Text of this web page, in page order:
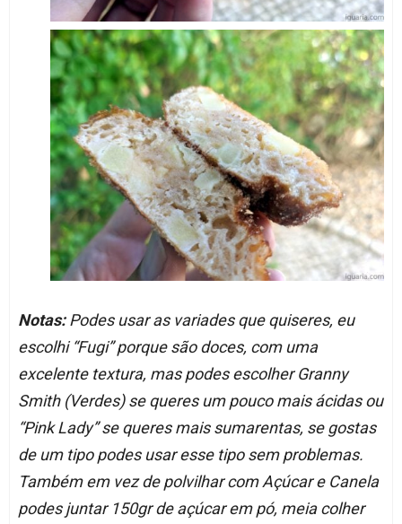
Notas:Podes usar as variades que quiseres, eu
escolhi “Fugi” porque são doces, com uma
excelente textura, mas podes escolher Granny
Smith (Verdes) se queres um pouco mais ácidas ou
“Pink Lady” se queres mais sumarentas, se gostas
de um tipo podes usar esse tipo sem problemas.
Também em vez de polvilhar com Açúcar e Canela
podes juntar 150gr de açúcar em pó, meia colher